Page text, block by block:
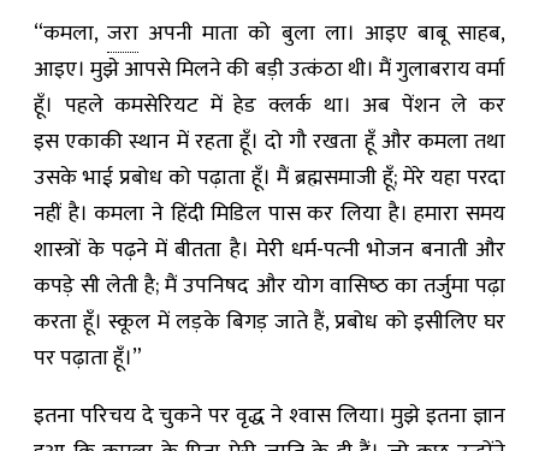
“कमला,जरा अपनी माता को बुला ला। आइए बाबू साहब,
आइए। मुझे आपसे मिलने की बड़ी उत्कंठा थी। मैं गुलाबराय वर्मा
हूँ। पहले कमसेरियट में हेड क्लर्क था। अब पेंशन ले कर
इस एकाकी स्थान में रहता हूँ। दो गौ रखता हूँ और कमला तथा
उसके भाई प्रबोध को पढ़ाता हूँ। मैं ब्रह्मसमाजी हूँ; मेरे यहा परदा
नहीं है। कमला ने हिंदी मिडिल पास कर लिया है। हमारा समय
शास्त्रों के पढ़ने में बीतता है। मेरी धर्म-पत्‍नी भोजन बनाती और
कपड़े सी लेती है; मैं उपनिषद और योग वासिष्‍ठ का तर्जुमा पढ़ा
करता हूँ। स्कूल में लड़के बिगड़ जाते हैं, प्रबोध को इसीलिए घर
पर पढ़ाता हूँ।”
इतना परिचय दे चुकने पर वृद्ध ने श्‍वास लिया। मुझे इतना ज्ञान